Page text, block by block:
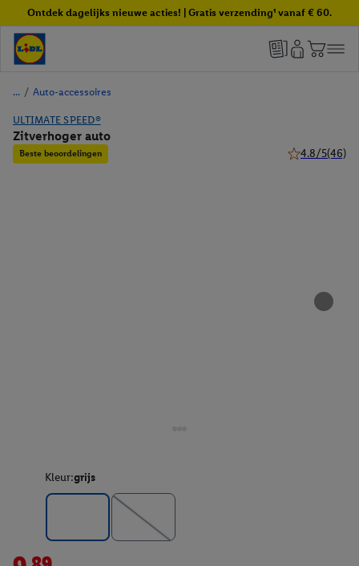
Ontdek dagelijks nieuwe acties! | Gratis verzending¹ vanaf € 60.
/ Auto-accessoires
ULTIMATE SPEED®
Zitverhoger auto
Beste beoordelingen 4.8/5(46)
Kleur:grijs